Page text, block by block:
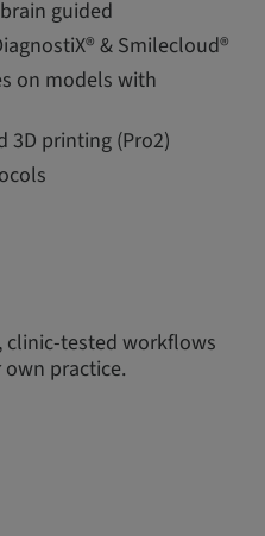
guided
& Smilecloud®
on models with
3D printing (Pro2)
clinic-tested workflows
practice.